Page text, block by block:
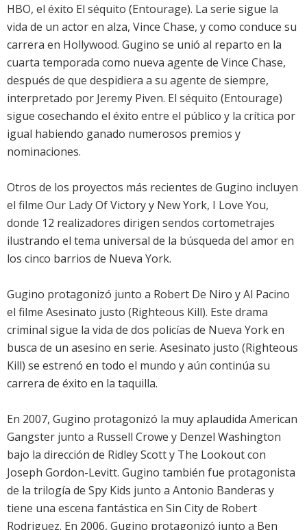
HBO, el éxito El séquito (Entourage). La serie sigue la
vida de un actor en alza, Vince Chase, y como conduce su
carrera en Hollywood. Gugino se unió al reparto en la
cuarta temporada como nueva agente de Vince Chase,
después de que despidiera a su agente de siempre,
interpretado por Jeremy Piven. El séquito (Entourage)
sigue cosechando el éxito entre el público y la crítica por
igual habiendo ganado numerosos premios y
nominaciones.
Otros de los proyectos más recientes de Gugino incluyen
el filme Our Lady Of Victory y New York, I Love You,
donde 12 realizadores dirigen sendos cortometrajes
ilustrando el tema universal de la búsqueda del amor en
los cinco barrios de Nueva York.
Gugino protagonizó junto a Robert De Niro y Al Pacino
el filme Asesinato justo (Righteous Kill). Este drama
criminal sigue la vida de dos policías de Nueva York en
busca de un asesino en serie. Asesinato justo (Righteous
Kill) se estrenó en todo el mundo y aún continúa su
carrera de éxito en la taquilla.
En 2007, Gugino protagonizó la muy aplaudida American
Gangster junto a Russell Crowe y Denzel Washington
bajo la dirección de Ridley Scott y The Lookout con
Joseph Gordon-Levitt. Gugino también fue protagonista
de la trilogía de Spy Kids junto a Antonio Banderas y
tiene una escena fantástica en Sin City de Robert
Rodriguez. En 2006, Gugino protagonizó junto a Ben